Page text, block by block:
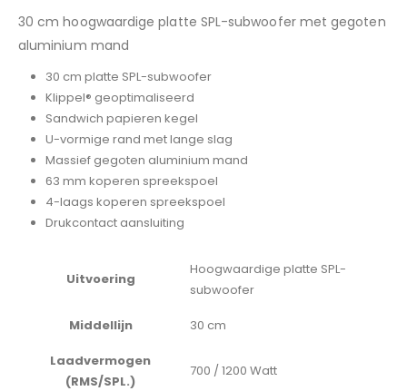
30 cm hoogwaardige platte SPL-subwoofer met gegoten
aluminium mand
30 cm platte SPL-subwoofer
Klippel® geoptimaliseerd
Sandwich papieren kegel
U-vormige rand met lange slag
Massief gegoten aluminium mand
63 mm koperen spreekspoel
4-laags koperen spreekspoel
Drukcontact aansluiting
Uitvoering
Hoogwaardige platte SPL-
subwoofer
Middellijn 30 cm
Laadvermogen
(RMS/SPL.)
700 / 1200 Watt